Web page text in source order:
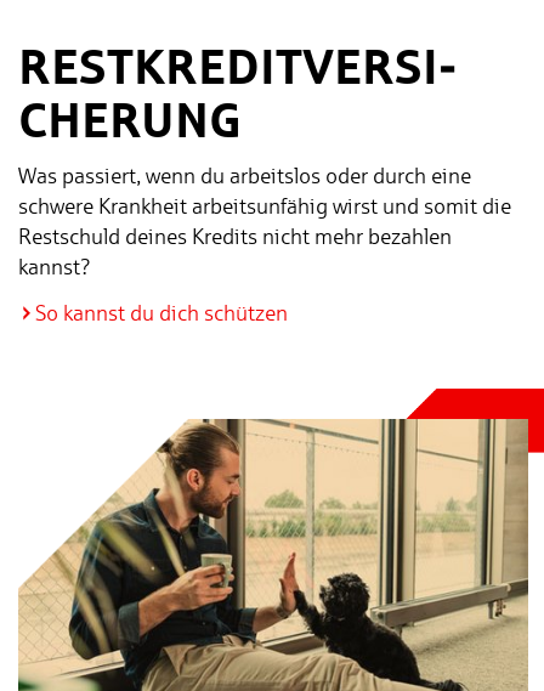
REST­KRE­DIT­VER­SI­
CHE­RUNG
Was passiert, wenn du arbeitslos oder durch eine
schwere Krankheit arbeitsunfähig wirst und somit die
Restschuld deines Kredits nicht mehr bezahlen
kannst?
So kannst du dich schützen